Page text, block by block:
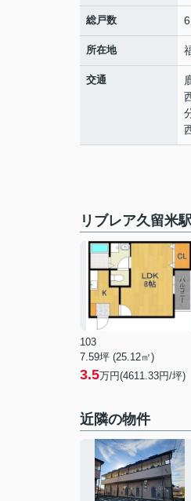
総戸数
所在地
交通
リブレア久留米
103
7.59坪 (25.12㎡)
3.5万円(4611.33円/坪)
近隣の物件